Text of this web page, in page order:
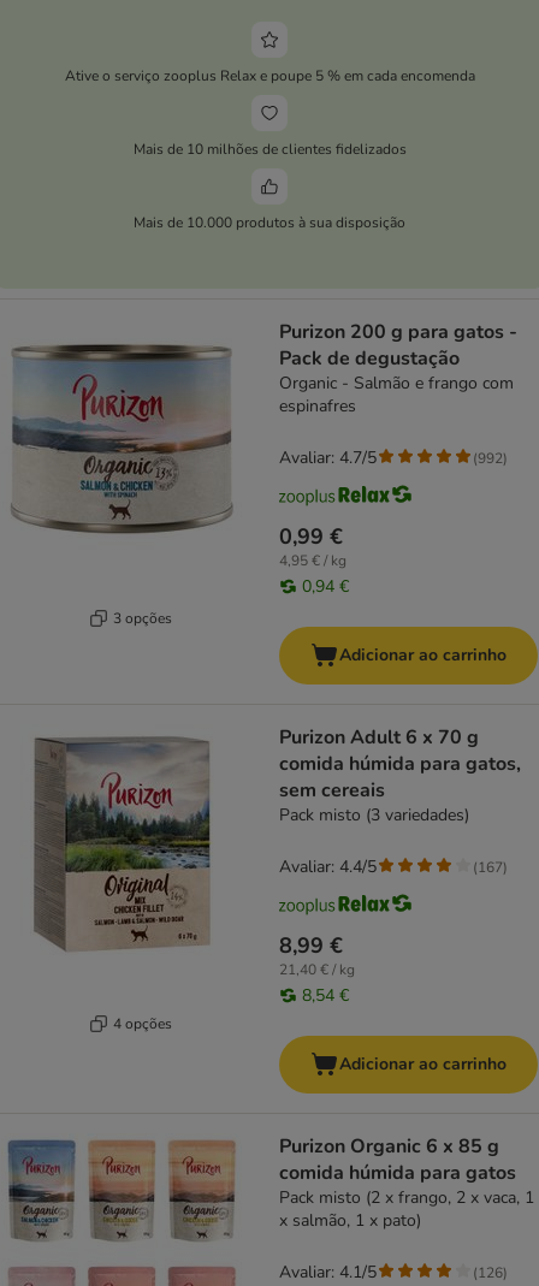
Ative o serviço zooplus Relax e poupe 5 % em cada encomenda
Mais de 10 milhões de clientes fidelizados
Mais de 10.000 produtos à sua disposição
3 opções
Purizon 200 g para gatos -
Pack de degustação
Organic - Salmão e frango com
espinafres
0,99 €
4,95 € / kg
0,94 €
Avaliar: 4.7/5 (992)
Adicionar ao carrinho
4 opções
Purizon Adult 6 x 70 g
comida húmida para gatos,
sem cereais
Pack misto (3 variedades)
8,99 €
21,40 € / kg
8,54 €
Avaliar: 4.4/5 (167)
Adicionar ao carrinho
Purizon Organic 6 x 85 g
comida húmida para gatos
Pack misto (2 x frango, 2 x vaca, 1
x salmão, 1 x pato)
Avaliar: 4.1/5 (126)